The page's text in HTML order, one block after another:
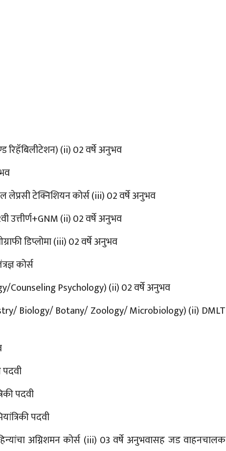
रिहॅबिलीटेशन) (ii) 02 वर्षे अनुभव
लेप्रसी टेक्निशियन कोर्स (iii) 02 वर्षे अनुभव
उत्तीर्ण+GNM (ii) 02 वर्षे अनुभव
डिप्लोमा (iii) 02 वर्षे अनुभव
कोर्स
Counseling Psychology) (ii) 02 वर्षे अनुभव
Biology/ Botany/ Zoology/ Microbiology) (ii) DMLT
पदवी
पदवी
पदवी
अग्निशमन कोर्स (iii) 03 वर्षे अनुभवासह जड वाहनचालक